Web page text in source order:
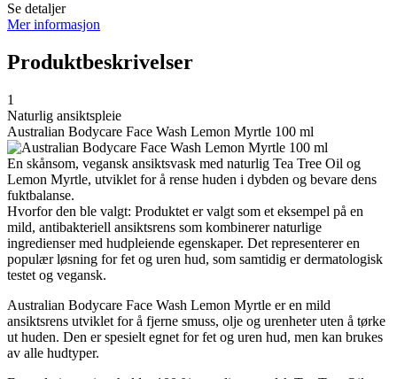
Se detaljer
Mer informasjon
Produktbeskrivelser
1
Naturlig ansiktspleie
Australian Bodycare Face Wash Lemon Myrtle 100 ml
En skånsom, vegansk ansiktsvask med naturlig Tea Tree Oil og
Lemon Myrtle, utviklet for å rense huden i dybden og bevare dens
fuktbalanse.
Hvorfor den ble valgt: Produktet er valgt som et eksempel på en
mild, antibakteriell ansiktsrens som kombinerer naturlige
ingredienser med hudpleiende egenskaper. Det representerer en
populær løsning for fet og uren hud, som samtidig er dermatologisk
testet og vegansk.
Australian Bodycare Face Wash Lemon Myrtle er en mild
ansiktsrens utviklet for å fjerne smuss, olje og urenheter uten å tørke
ut huden. Den er spesielt egnet for fet og uren hud, men kan brukes
av alle hudtyper.